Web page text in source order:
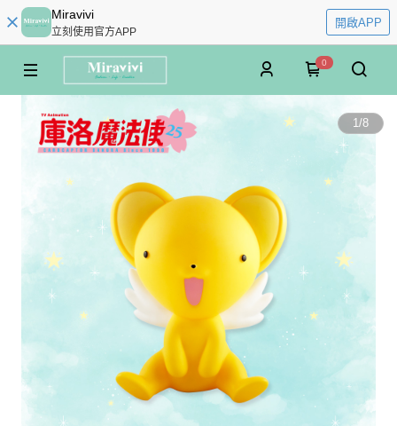
Miravivi
立刻使用官方APP
開啟APP
0
1/8